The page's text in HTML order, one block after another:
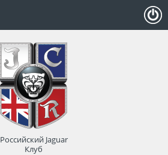
Российский Jaguar
Клуб